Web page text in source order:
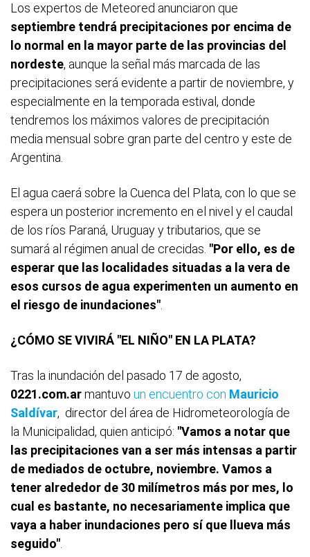
Los expertos de Meteored anunciaron que
septiembre tendrá precipitaciones por encima de
lo normal en la mayor parte de las provincias del
nordeste, aunque la señal más marcada de las
precipitaciones será evidente a partir de noviembre, y
especialmente en la temporada estival, donde
tendremos los máximos valores de precipitación
media mensual sobre gran parte del centro y este de
Argentina.
El agua caerá sobre la Cuenca del Plata, con lo que se
espera un posterior incremento en el nivel y el caudal
de los ríos Paraná, Uruguay y tributarios, que se
sumará al régimen anual de crecidas. "Por ello, es de
esperar que las localidades situadas a la vera de
esos cursos de agua experimenten un aumento en
el riesgo de inundaciones".
¿CÓMO SE VIVIRÁ "EL NIÑO" EN LA PLATA?
Tras la inundación del pasado 17 de agosto,
0221.com.armantuvo un encuentro con Mauricio
Saldívar, director del área de Hidrometeorología de
la Municipalidad, quien anticipó: "Vamos a notar que
las precipitaciones van a ser más intensas a partir
de mediados de octubre, noviembre. Vamos a
tener alrededor de 30 milímetros más por mes, lo
cual es bastante, no necesariamente implica que
vaya a haber inundaciones pero sí que llueva más
seguido".